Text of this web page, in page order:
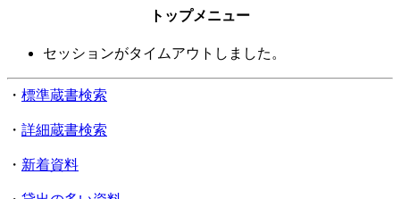
トップメニュー
セッションがタイムアウトしました。
・ 標準蔵書検索
・ 詳細蔵書検索
・ 新着資料